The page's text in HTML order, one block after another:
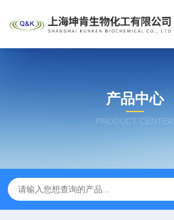
产品中心
PRODUCT CENTER